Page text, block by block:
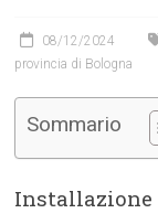
08/12/2024
provincia di Bologna
Sommario
Installazione